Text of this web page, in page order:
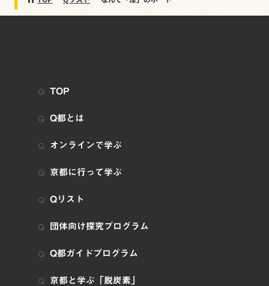
TOP
Q都とは
オンラインで学ぶ
京都に行って学ぶ
Qリスト
団体向け探究プログラム
Q都ガイドプログラム
京都と学ぶ「脱炭素」